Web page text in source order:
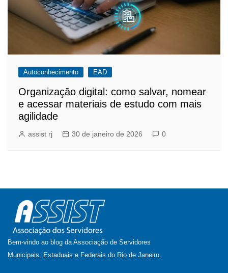
Autoconhecimento EAD
Organização digital: como salvar, nomear
e acessar materiais de estudo com mais
agilidade
assist rj 30 de janeiro de 2026 0
Bem-vindo ao blog da Associação de Servidores
Municipais, Estaduais e Federais do Rio de Janeiro.